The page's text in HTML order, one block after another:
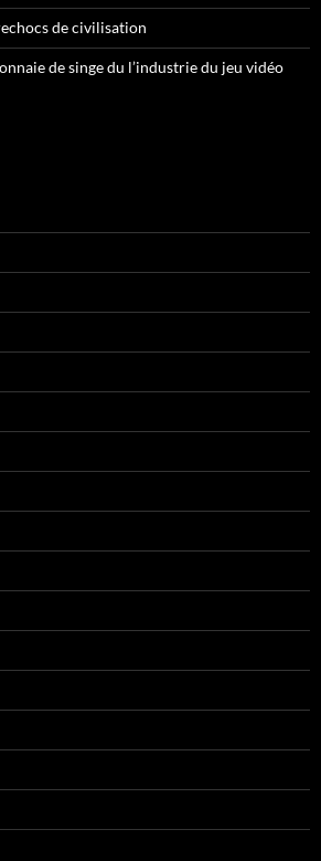
de civilisation
de singe du l’industrie du jeu vidéo